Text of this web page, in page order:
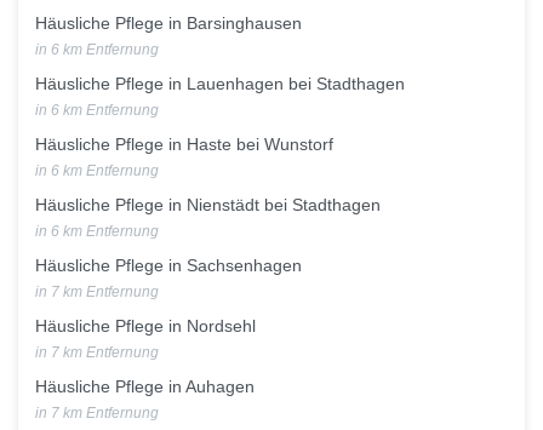
Häusliche Pflege in Barsinghausen
in 6 km Entfernung
Häusliche Pflege in Lauenhagen bei Stadthagen
in 6 km Entfernung
Häusliche Pflege in Haste bei Wunstorf
in 6 km Entfernung
Häusliche Pflege in Nienstädt bei Stadthagen
in 6 km Entfernung
Häusliche Pflege in Sachsenhagen
in 7 km Entfernung
Häusliche Pflege in Nordsehl
in 7 km Entfernung
Häusliche Pflege in Auhagen
in 7 km Entfernung